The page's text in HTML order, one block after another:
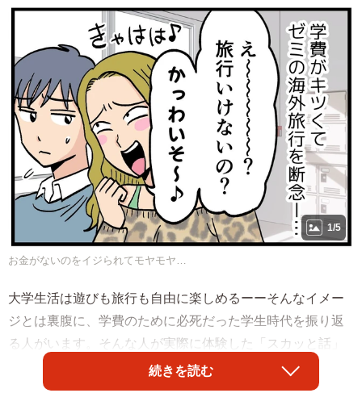
1/5
お金がないのをイジられてモヤモヤ…
大学生活は遊びも旅行も自由に楽しめるーーそんなイメー
ジとは裏腹に、学費のために必死だった学生時代を振り返
る人がいます。そんな人が実際に体験した「スカッと話」
が話題になっています。続きを読む